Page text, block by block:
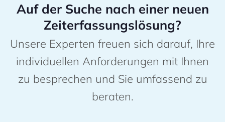
Auf der Suche nach einer neuen
Zeiterfassungslösung?
Unsere Experten freuen sich darauf, Ihre
individuellen Anforderungen mit Ihnen
zu besprechen und Sie umfassend zu
beraten.